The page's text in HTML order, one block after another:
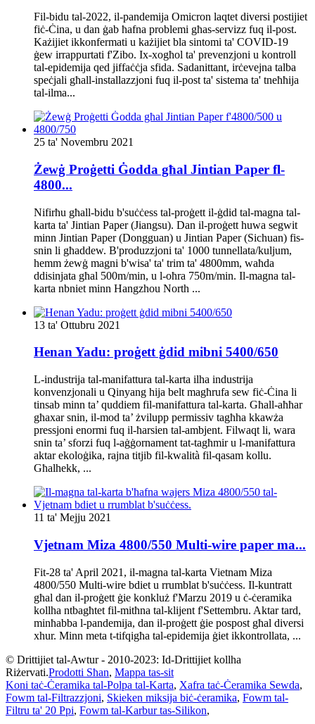
Fil-bidu tal-2022, il-pandemija Omicron laqtet diversi postijiet
fiċ-Ċina, u dan ġab ħafna problemi għas-servizz fuq il-post.
Każijiet ikkonfermati u każijiet bla sintomi ta' COVID-19
ġew irrappurtati f'Zibo. Ix-xogħol ta' prevenzjoni u kontroll
tal-epidemija qed jiffaċċja sfida. Sadanittant, irċevejna talba
speċjali għall-installazzjoni fuq il-post ta' sistema ta' tneħħija
tal-ilma...
25 ta' Novembru 2021
Żewġ Proġetti Ġodda għal Jintian Paper fl-
4800...
Nifirħu għall-bidu b'suċċess tal-proġett il-ġdid tal-magna tal-
karta ta' Jintian Paper (Jiangsu). Dan il-proġett huwa segwit
minn Jintian Paper (Dongguan) u Jintian Paper (Sichuan) fis-
snin li għaddew. B'produzzjoni ta' 1000 tunnellata/kuljum,
hemm żewġ magni b'wisa' ta' trim ta' 4800mm, waħda
ddisinjata għal 500m/min, u l-oħra 750m/min. Il-magna tal-
karta nbniet minn Hangzhou North ...
13 ta' Ottubru 2021
Henan Yadu: proġett ġdid mibni 5400/650
L-industrija tal-manifattura tal-karta ilha industrija
konvenzjonali u Qinyang hija belt magħrufa sew fiċ-Ċina li
tinsab minn ta’ quddiem fil-manifattura tal-karta. Għall-aħħar
għaxar snin, il-mod ta’ żvilupp permissiv tagħha kkawża
pressjoni enormi fuq il-ħarsien tal-ambjent. Filwaqt li, wara
snin ta’ sforzi fuq l-aġġornament tat-tagħmir u l-manifattura
aktar ekoloġika, rajna titjib fil-kwalità fil-qasam kollu.
Għalhekk, ...
11 ta' Mejju 2021
Vjetnam Miza 4800/550 Multi-wire paper ma...
Fit-28 ta' April 2021, il-magna tal-karta Vietnam Miza
4800/550 Multi-wire bdiet u rrumblat b'suċċess. Il-kuntratt
għal dan il-proġett ġie konkluż f'Marzu 2019 u ċ-ċeramika
kollha ntbagħtet fil-mitħna tal-klijent f'Settembru. Aktar tard,
minħabba l-pandemija, dan il-proġett ġie pospost għal diversi
xhur. Minn meta t-tifqigħa tal-epidemija ġiet ikkontrollata, ...
© Drittijiet tal-Awtur - 2010-2023: Id-Drittijiet kollha
Riżervati.Prodotti Sħan, Mappa tas-sit
Koni taċ-Ċeramika tal-Polpa tal-Karta, Xafra taċ-Ċeramika Sewda,
Fowm tal-Filtrazzjoni, Skieken miksija biċ-ċeramika, Fowm tal-
Filtru ta' 20 Ppi, Fowm tal-Karbur tas-Silikon,